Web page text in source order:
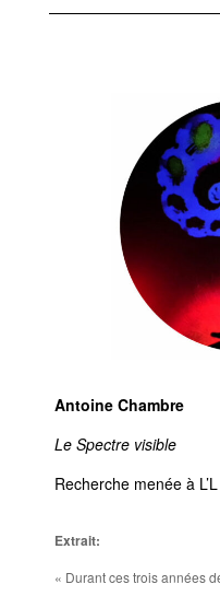
Antoine Chambre
Le Spectre visible
Recherche menée à
Extrait:
« Durant ces trois années